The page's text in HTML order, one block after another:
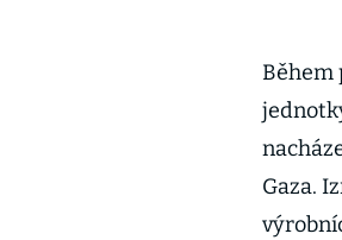
Během
Gaza.